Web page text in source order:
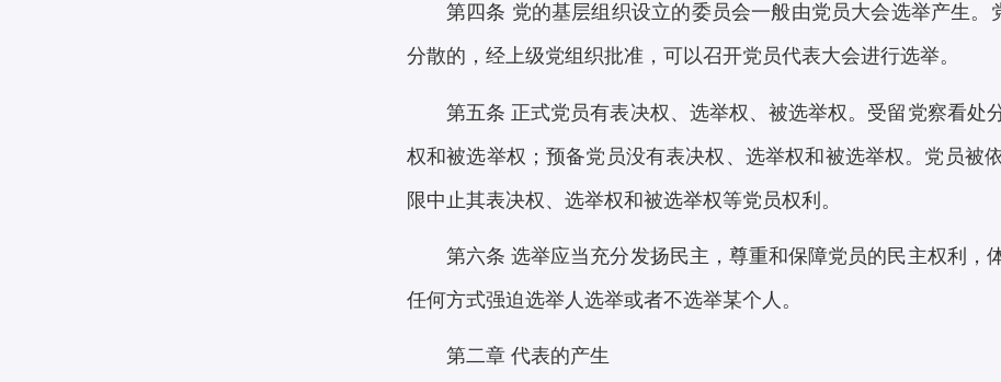
第四条 党的基层组织设立的委员会一般由党员大会选举产生
分散的，经上级党组织批准，可以召开党员代表大会进行选举。
第五条 正式党员有表决权、选举权、被选举权。受留党察看处
权和被选举权；预备党员没有表决权、选举权和被选举权。党员被
限中止其表决权、选举权和被选举权等党员权利。
第六条 选举应当充分发扬民主，尊重和保障党员的民主权利，
任何方式强迫选举人选举或者不选举某个人。
第二章 代表的产生